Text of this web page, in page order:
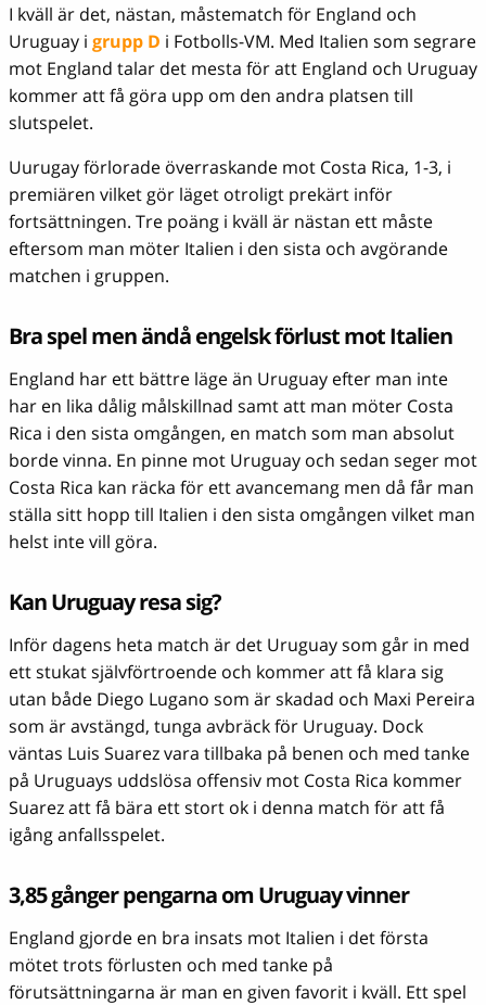
I kväll är det, nästan, måstematch för England och
Uruguay i grupp D i Fotbolls-VM. Med Italien som segrare
mot England talar det mesta för att England och Uruguay
kommer att få göra upp om den andra platsen till
slutspelet.
Uurugay förlorade överraskande mot Costa Rica, 1-3, i
premiären vilket gör läget otroligt prekärt inför
fortsättningen. Tre poäng i kväll är nästan ett måste
eftersom man möter Italien i den sista och avgörande
matchen i gruppen.
Bra spel men ändå engelsk förlust mot Italien
England har ett bättre läge än Uruguay efter man inte
har en lika dålig målskillnad samt att man möter Costa
Rica i den sista omgången, en match som man absolut
borde vinna. En pinne mot Uruguay och sedan seger mot
Costa Rica kan räcka för ett avancemang men då får man
ställa sitt hopp till Italien i den sista omgången vilket man
helst inte vill göra.
Kan Uruguay resa sig?
Inför dagens heta match är det Uruguay som går in med
ett stukat självförtroende och kommer att få klara sig
utan både Diego Lugano som är skadad och Maxi Pereira
som är avstängd, tunga avbräck för Uruguay. Dock
väntas Luis Suarez vara tillbaka på benen och med tanke
på Uruguays uddslösa offensiv mot Costa Rica kommer
Suarez att få bära ett stort ok i denna match för att få
igång anfallsspelet.
3,85 gånger pengarna om Uruguay vinner
England gjorde en bra insats mot Italien i det första
mötet trots förlusten och med tanke på
förutsättningarna är man en given favorit i kväll. Ett spel